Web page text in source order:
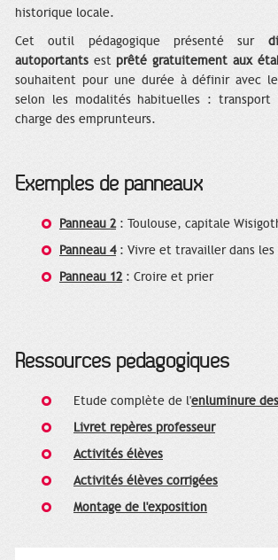
historique locale.
Cet outil pédagogique présenté sur
autoportants estprêté gratuitement aux
souhaitent pour une durée à définir avec
selon les modalités habituelles : transport
charge des emprunteurs.
Exemples de panneaux
Panneau 2: Toulouse, capitale
Panneau 4: Vivre et travailler dans les
Panneau 12: Croire et prier
Ressources pédagogiques
Etude complète de l'enluminure
Livret repères professeur
Activités élèves
Activités élèves corrigées
Montage de l'exposition